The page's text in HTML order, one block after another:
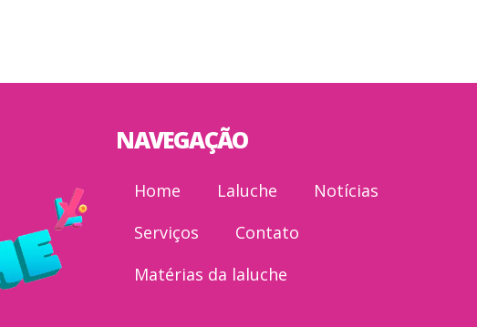
NAVEGAÇÃO
Home Laluche
Notícias
Serviços
Contato
Matérias da laluche